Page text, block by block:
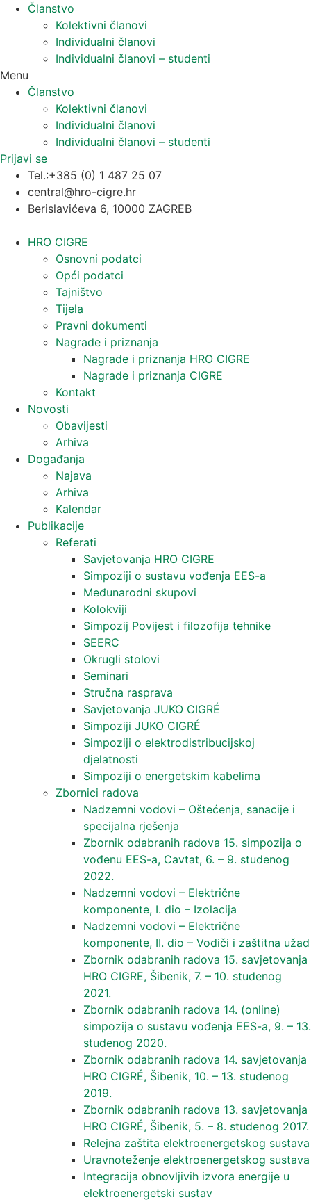
Članstvo
Kolektivni članovi
Individualni članovi
Individualni članovi – studenti
Menu
Članstvo
Kolektivni članovi
Individualni članovi
Individualni članovi – studenti
Prijavi se
Tel.:+385 (0) 1 487 25 07
central@hro-cigre.hr
Berislavićeva 6, 10000 ZAGREB
HRO CIGRE
Osnovni podatci​
Opći podatci
Tajništvo
Tijela
Pravni dokumenti
Nagrade i priznanja
Nagrade i priznanja HRO CIGRE
Nagrade i priznanja CIGRE
Kontakt
Novosti
Obavijesti
Arhiva
Događanja
Najava
Arhiva
Kalendar
Publikacije
Referati
Savjetovanja HRO CIGRE
Simpoziji o sustavu vođenja EES-a
Međunarodni skupovi
Kolokviji​
Simpozij Povijest i filozofija tehnike
SEERC
Okrugli stolovi
Seminari​
Stručna rasprava​
Savjetovanja JUKO CIGRÉ
Simpoziji JUKO CIGRÉ
Simpoziji o elektrodistribucijskoj
djelatnosti
Simpoziji o energetskim kabelima
Zbornici radova
Nadzemni vodovi – Oštećenja, sanacije i
specijalna rješenja
Zbornik odabranih radova 15. simpozija o
vođenu EES-a, Cavtat, 6. – 9. studenog
2022.
Nadzemni vodovi – Električne
komponente, I. dio – Izolacija
Nadzemni vodovi – Električne
komponente, II. dio – Vodiči i zaštitna užad
Zbornik odabranih radova 15. savjetovanja
HRO CIGRE, Šibenik, 7. – 10. studenog
2021.
Zbornik odabranih radova 14. (online)
simpozija o sustavu vođenja EES-a, 9. – 13.
studenog 2020.
Zbornik odabranih radova 14. savjetovanja
HRO CIGRÉ, Šibenik, 10. – 13. studenog
2019.
Zbornik odabranih radova 13. savjetovanja
HRO CIGRÉ, Šibenik, 5. – 8. studenog 2017.
Relejna zaštita elektroenergetskog sustava
Uravnoteženje elektroenergetskog sustava
Integracija obnovljivih izvora energije u
elektroenergetski sustav